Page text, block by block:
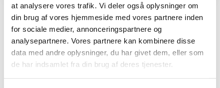
at analysere vores trafik. Vi deler også oplysninger om
din brug af vores hjemmeside med vores partnere inden
for sociale medier, annonceringspartnere og
analysepartnere. Vores partnere kan kombinere disse
data med andre oplysninger, du har givet dem, eller som
de har indsamlet fra din brug af deres tjenester.
Gymnastikdag på Bjergsnæs efterskole
Kom og vær med til vores populære gymnastikdag for 5. klasser.
Gymnastikdagener for hele klasser. Dagen arrangeres i
samarbejde med elever og lærere fra Bjergsnæs